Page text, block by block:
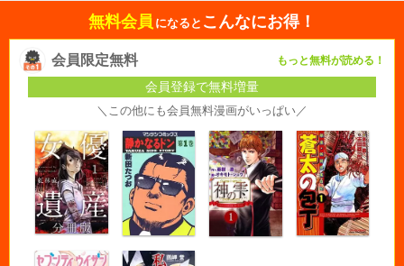
無料会員 になると こんなにお得！
会員限定無料 もっと無料が読める！
会員登録で無料増量
＼この他にも会員無料漫画がいっぱい／